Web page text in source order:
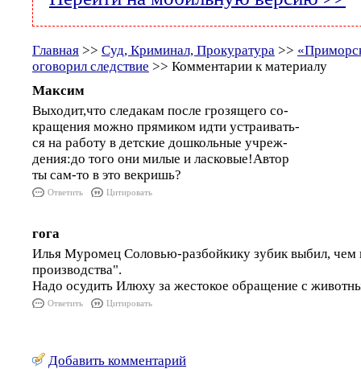
Главная >> Суд, Криминал, Прокуратура >>
оговорил следствие >> Комментарии к материалу
Максим
Выходит,что следакам после грозящего со-
кращения можно прямиком идти устраивать-
ся на работу в детские дошкольные учреж-
дения:до того они милые и ласковые!Автор
ты сам-то в это векришь?
Ответить Цитировать
гога
Илья Муромец Соловью-разбойкику зубик выбил, чем
производства".
Надо осудить Илюху за жестокое обращение с
Ответить Цитировать
Добавить комментарий